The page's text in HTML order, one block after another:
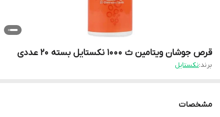
قرص جوشان ویتامین ث 1000 نکستایل بسته 20 عددی
برند:نکستایل
مشخصات